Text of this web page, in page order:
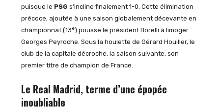
puisque le PSG s’incline finalement 1-0. Cette élimination
précoce, ajoutée à une saison globalement décevante en
championnat (13e) pousse le président Borelli à limoger
Georges Peyroche. Sous la houlette de Gérard Houiller, le
club de la capitale décroche, la saison suivante, son
premier titre de champion de France.
Le Real Madrid, terme d’une épopée
inoubliable